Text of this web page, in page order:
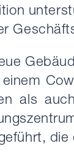
als
die